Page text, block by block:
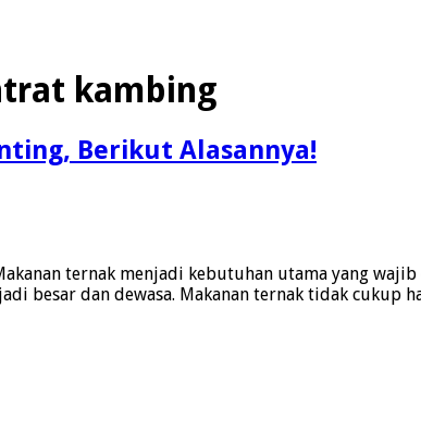
kambing
Berikut Alasannya!
ternak menjadi kebutuhan utama yang
besar dan dewasa. Makanan ternak tidak cukup